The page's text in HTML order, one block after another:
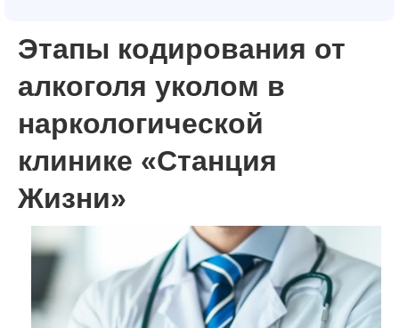
Этапы кодирования от
алкоголя уколом в
наркологической
клинике «Станция
Жизни»